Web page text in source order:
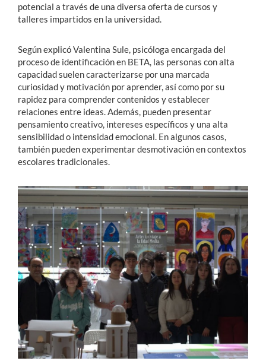
potencial a través de una diversa oferta de cursos y
talleres impartidos en la universidad.
Según explicó Valentina Sule, psicóloga encargada del
proceso de identificación en BETA, las personas con alta
capacidad suelen caracterizarse por una marcada
curiosidad y motivación por aprender, así como por su
rapidez para comprender contenidos y establecer
relaciones entre ideas. Además, pueden presentar
pensamiento creativo, intereses específicos y una alta
sensibilidad o intensidad emocional. En algunos casos,
también pueden experimentar desmotivación en contextos
escolares tradicionales.